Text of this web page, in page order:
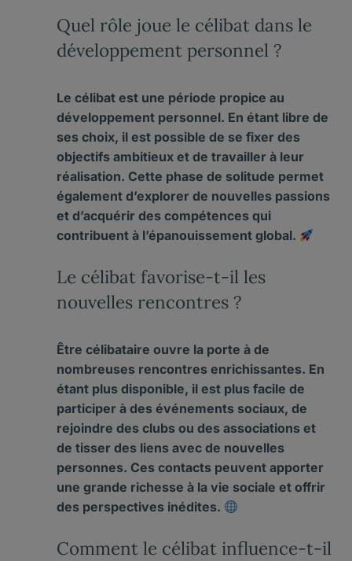
Quel rôle joue le célibat dans le
développement personnel ?
Le célibat est une période propice au
développement personnel. En étant libre de
ses choix, il est possible de se fixer des
objectifs ambitieux et de travailler à leur
réalisation. Cette phase de solitude permet
également d’explorer de nouvelles passions
et d’acquérir des compétences qui
contribuent à l’épanouissement global.
Le célibat favorise-t-il les
nouvelles rencontres ?
Être célibataire ouvre la porte à de
nombreuses rencontres enrichissantes. En
étant plus disponible, il est plus facile de
participer à des événements sociaux, de
rejoindre des clubs ou des associations et
de tisser des liens avec de nouvelles
personnes. Ces contacts peuvent apporter
une grande richesse à la vie sociale et offrir
des perspectives inédites.
Comment le célibat influence-t-il